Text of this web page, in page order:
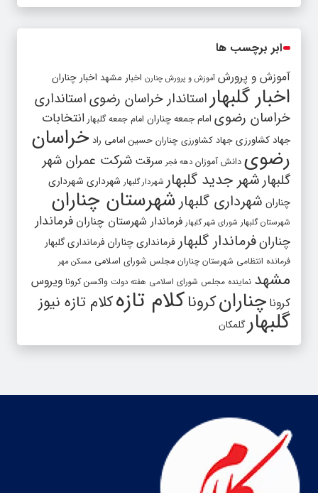
ابر برچسب ها
آموزش و پرورش آموزش و پرورش چنارن اخبار مشهد اخبار چناران
اخبار گلبهار استاندار خراسان رضویاستانداری
خراسان رضوی امام جمعه چناران امام جمعه گلبهار انتخابات
جهاد کشاورزی جهاد کشاورزی چناران حسین امامی راد خراسان
رضوی دانش آموزان دهه فجر سرقت شرکت عمران شهر
گلبهارشهر جدید گلبهار شهردار گلبهار شهرداری شهرداری
چناران شهرداری گلبهار شهرستان چناران
شهرستان گلبهار شورای شهر گلبهار فرماندار شهرستان چناران فرماندار
چنارانفرماندار گلبهار فرمانداری چناران فرمانداری گلبهار
فرمانده انتظامی شهرستان چناران مجلس شورای اسلامی مسکن مهر
مشهد نماینده مجلس شورای اسلامی هفته دولت واکسن کرونا ویروس
کرونا چنارانکروناکلام تازهکلام تازه نیوز
گلبهارگلمکان